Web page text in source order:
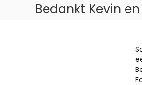
Bedankt Kevin